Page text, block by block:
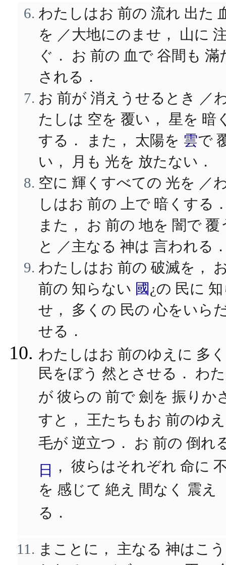
わたしはお 前の 流れ 出た
を ／大地にのませ， 山に
ぐ． お 前の 血で 谷間も 滿
される．
お 前が 消えうせるとき ／
たしは 空を 覆い， 星を 暗
する． また， 太陽を 雲で
い， 月も 光を 放たない．
空に 輝くすべての 光を ／
しはお 前の 上で 暗くする
また， お 前の 地を 闇で 覆
と ／主なる 神は 言われる
わたしはお 前の 破滅を，
前の 知らない 國¿の 民に
せ， 多くの 民の 心をいら
せる．
わたしはお 前のゆえに 多
民をぼう 然とさせる． わ
が 彼らの 前で 劍を 振りか
すと， 王たちもお 前のゆ
毛が 逆立つ． お 前の 倒れ
日
， 彼らはそれぞれ 命に
を 感じて 絶え 間なく 震え
る．
まことに， 主なる 神はこ